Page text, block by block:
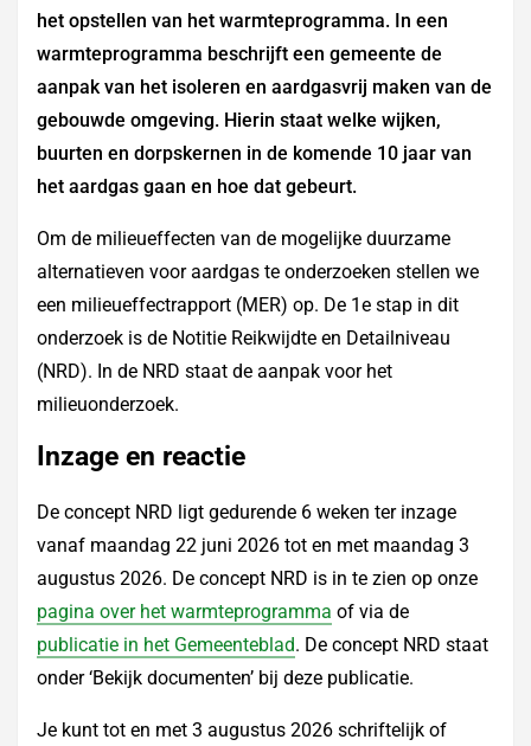
het opstellen van het warmteprogramma. In een
warmteprogramma beschrijft een gemeente de
aanpak van het isoleren en aardgasvrij maken van de
gebouwde omgeving. Hierin staat welke wijken,
buurten en dorpskernen in de komende 10 jaar van
het aardgas gaan en hoe dat gebeurt.
Om de milieueffecten van de mogelijke duurzame
alternatieven voor aardgas te onderzoeken stellen we
een milieueffectrapport (MER) op. De 1e stap in dit
onderzoek is de Notitie Reikwijdte en Detailniveau
(NRD). In de NRD staat de aanpak voor het
milieuonderzoek.
Inzage en reactie
De concept NRD ligt gedurende 6 weken ter inzage
vanaf maandag 22 juni 2026 tot en met maandag 3
augustus 2026. De concept NRD is in te zien op onze
pagina over het warmteprogramma of via de
publicatie in het Gemeenteblad. De concept NRD staat
onder ‘Bekijk documenten’ bij deze publicatie.
Je kunt tot en met 3 augustus 2026 schriftelijk of